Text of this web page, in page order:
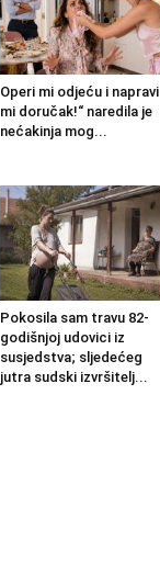
Operi mi odjeću i napravi
mi doručak!“ naredila je
nećakinja mog...
Pokosila sam travu 82-
godišnjoj udovici iz
susjedstva; sljedećeg
jutra sudski izvršitelj...